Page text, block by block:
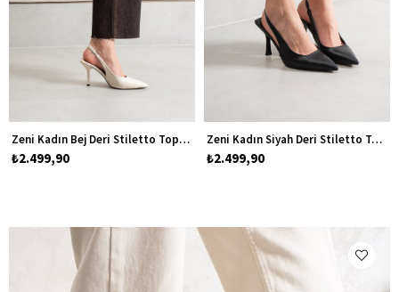
Zeni Kadın Bej Deri Stiletto Topuklu Ayakkabı
₺2.499,90
Zeni Kadın Siyah Deri Stiletto Topuklu Ayakkabı
₺2.499,90